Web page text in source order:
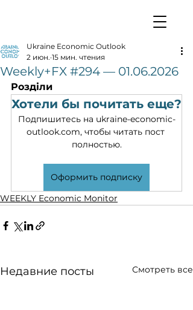
Weekly+FX #294 — 01.06.2026
Ukraine Economic Outlook
2 июн. 15 мин. чтения
Розділи
Хотели бы почитать еще?
Подпишитесь на ukraine-economic-
outlook.com, чтобы читать пост
полностью.
Оформить подписку
WEEKLY Economic Monitor
Недавние посты Смотреть все